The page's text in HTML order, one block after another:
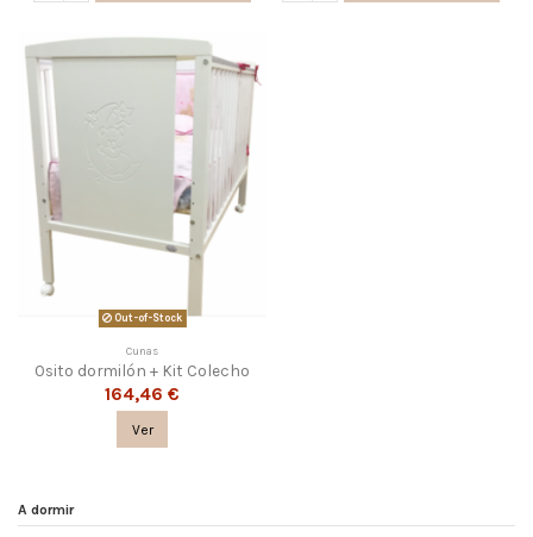
Out-of-Stock
Cunas
Osito dormilón + Kit Colecho
164,46 €
Ver
A dormir